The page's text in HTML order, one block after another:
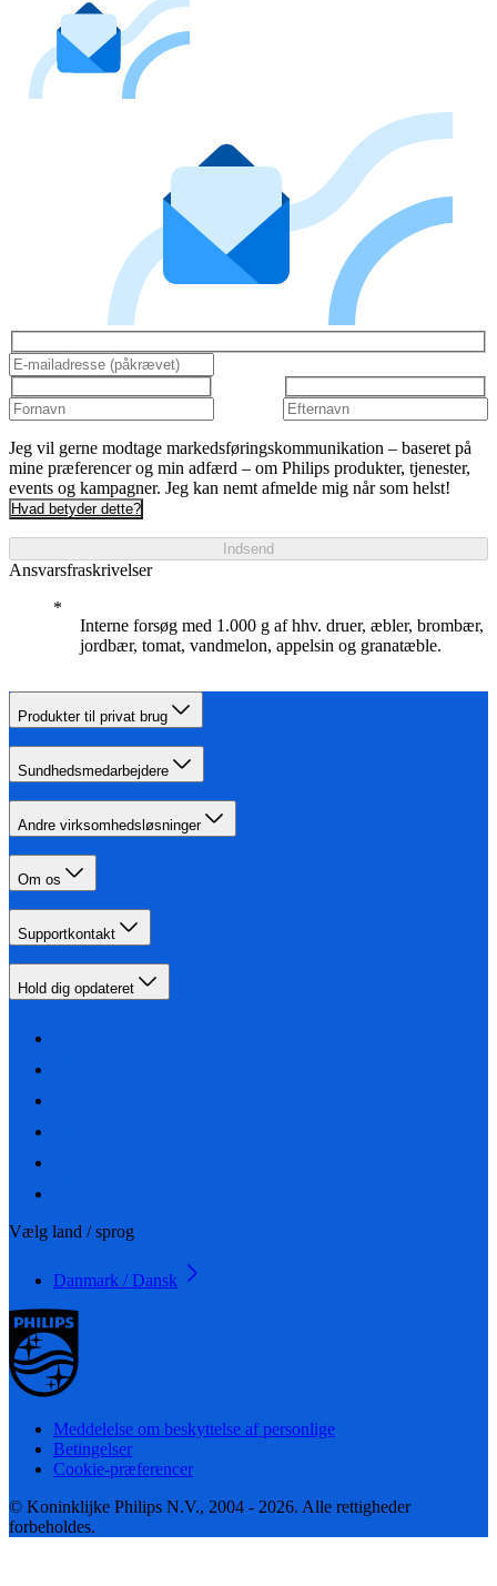
Jeg vil gerne modtage markedsføringskommunikation – baseret på
mine præferencer og min adfærd – om Philips produkter, tjenester,
events og kampagner. Jeg kan nemt afmelde mig når som helst!
Hvad betyder dette?
Indsend
Ansvarsfraskrivelser
Interne forsøg med 1.000 g af hhv. druer, æbler, brombær,
jordbær, tomat, vandmelon, appelsin og granatæble.
Produkter til privat brug
Sundhedsmedarbejdere
Andre virksomhedsløsninger
Om os
Supportkontakt
Hold dig opdateret
Vælg land / sprog
Danmark / Dansk
Meddelelse om beskyttelse af personlige
Betingelser
Cookie-præferencer
© Koninklijke Philips N.V., 2004 - 2026. Alle rettigheder
forbeholdes.